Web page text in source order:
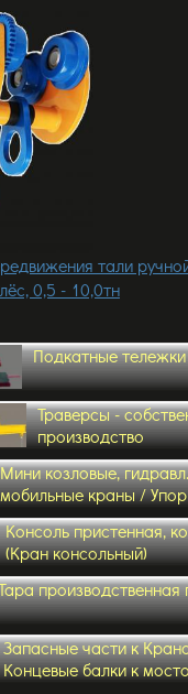
тали
0,5 - 10,0тн
Подкатные тележки
Траверсы -
производство
Мини козловые,
мобильные краны /
Консоль пристенная,
(Кран консольный)
Запасные части к
Концевые балки к